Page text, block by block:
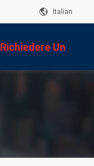
Italian
Richiedere Un
Preventivo